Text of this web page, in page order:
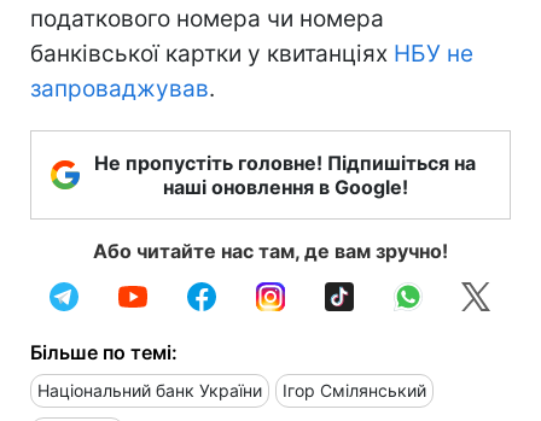
податкового номера чи номера
банківської картки у квитанціях НБУ не
запроваджував.
Не пропустіть головне! Підпишіться на
наші оновлення в Google!
Або читайте нас там, де вам зручно!
Більше по темі:
Національний банк України Ігор Смілянський